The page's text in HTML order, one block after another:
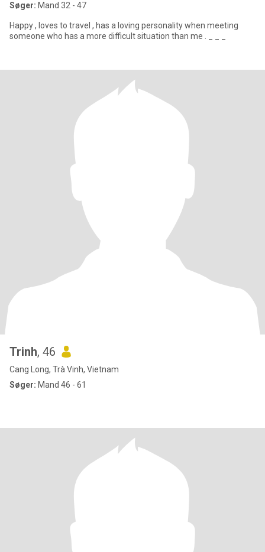
Søger: Mand 32 - 47
Happy , loves to travel , has a loving personality when meeting
someone who has a more difficult situation than me . _ _ _
Trinh, 46
Cang Long, Trà Vinh, Vietnam
Søger: Mand 46 - 61